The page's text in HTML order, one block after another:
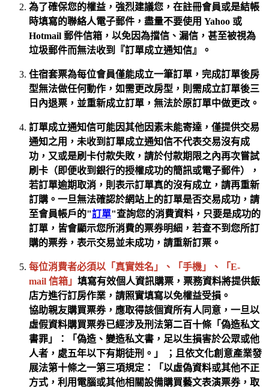
為了確保您的權益，強烈建議您，在註冊會員或是結帳
時填寫的聯絡人電子郵件，盡量不要使用 Yahoo 或
Hotmail 郵件信箱，以免因為擋信、漏信，甚至被視為
垃圾郵件而無法收到『訂單成立通知信』。
住宿套票為每位會員僅能成立一筆訂單，完成訂單後房
型無法做任何動作，如需更改房型，則需成立訂單後三
日內退票，並重新成立訂單，無法於原訂單中做更改。
訂單成立通知信可能因其他因素未能寄達，僅提供交易
通知之用，未收到訂單成立通知信不代表交易沒有成
功，又或是刷卡付款失敗，請於付款期限之內再次嘗試
刷卡（即便收到銀行的授權成功的簡訊或電子郵件），
若訂單逾期取消，則表示訂單真的沒有成立，請再重新
訂購。一旦無法確認於網站上的訂單是否交易成功，請
至會員帳戶的"訂單"查詢您的消費資料，只要是成功的
訂單，皆會顯示您所消費的票券明細，若查不到您所訂
購的票券，表示交易並未成功，請重新訂票。
每位消費者必須以「真實姓名」、「手機」、 「E-
mail 信箱」 填寫有效個人資訊購票， 票務資料將提供飯
店方進行訂房作業，請照實填寫以免權益受損。
協助親友購買票券，應取得該個資所有人同意，一旦以
虛假資料購買票券已經涉及刑法第二百十條「偽造私文
書罪」：「偽造、變造私文書，足以生損害於公眾或他
人者，處五年以下有期徒刑。」 ；且依文化創意產業發
展法第十條之一第三項規定：「以虛偽資料或其他不正
方式，利用電腦或其他相關設備購買藝文表演票券，取